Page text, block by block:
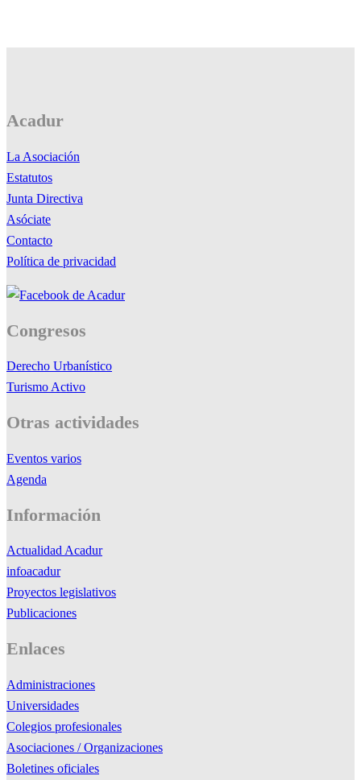
Acadur
La Asociación
Estatutos
Junta Directiva
Asóciate
Contacto
Política de privacidad
Congresos
Derecho Urbanístico
Turismo Activo
Otras actividades
Eventos varios
Agenda
Información
Actualidad Acadur
infoacadur
Proyectos legislativos
Publicaciones
Enlaces
Administraciones
Universidades
Colegios profesionales
Asociaciones / Organizaciones
Boletines oficiales